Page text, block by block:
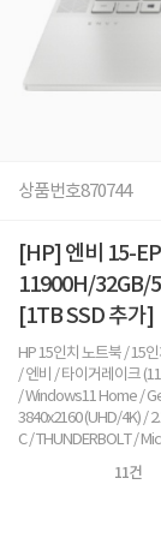
상품번호870744
[HP] 엔비 15-
11900H/32GB/
[1TB SSD 추가]
HP 15인치 노트북 / 15
/ 엔비 / 타이거레이크
/ Windows11 Home /
3840x2160 (UHD/4K) /
C / THUNDERBOLT /
11건